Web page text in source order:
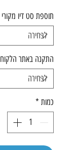
תוספת סט דיו מקורי
התקנה באתר הלקוח
כמות *